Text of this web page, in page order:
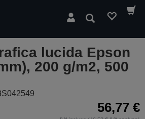
Cerca
lucida Epson
200 g/m2, 500
56,77 €